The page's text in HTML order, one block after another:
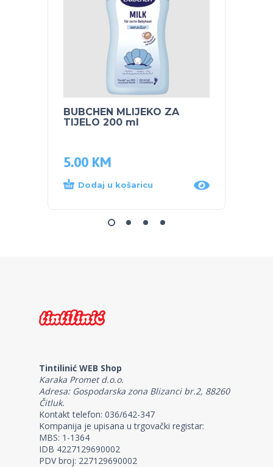
BUBCHEN MLIJEKO ZA
TIJELO 200 ml
5.00 KM
Dodaj u košaricu
Tintilinić WEB Shop
Karaka Promet d.o.o.
Adresa: Gospodarska zona Blizanci br.2, 88260
Čitluk.
Kontakt telefon: 036/642-347
Kompanija je upisana u trgovački registar:
MBS: 1-1364
IDB 4227129690002
PDV broj: 227129690002